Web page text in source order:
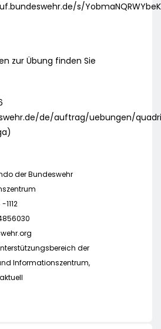
s/
zur Übung finden Sie
de/auftrag/uebungen/
der Bundeswehr
der
Informationszentrum,